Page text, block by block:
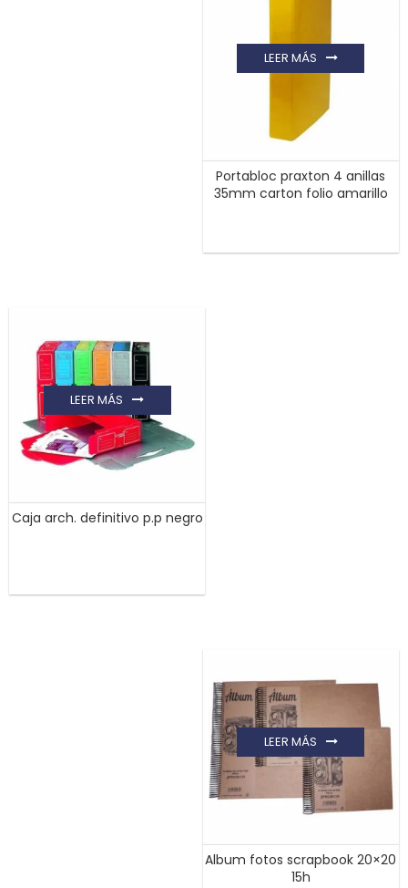
Portabloc praxton 4 anillas
35mm carton folio amarillo
LEER MÁS
Caja arch. definitivo p.p negro
LEER MÁS
Album fotos scrapbook 20×20
15h
LEER MÁS